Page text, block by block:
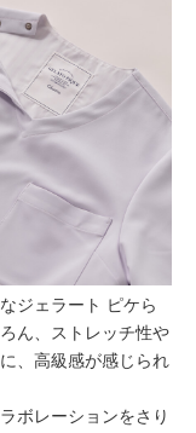
ジェラート ピケら
ん、ストレッチ性や
、高級感が感じられ
ボレーションをさり